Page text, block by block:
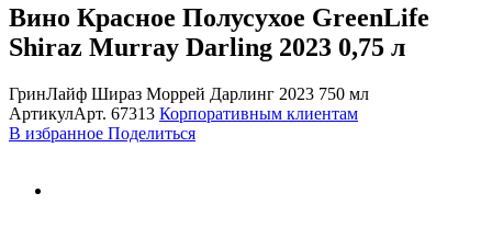
Вино Красное Полусухое GreenLife
Shiraz Murray Darling 2023 0,75 л
ГринЛайф Шираз Моррей Дарлинг 2023 750 мл
АртикулАрт. 67313 Корпоративным клиентам
В избранное Поделиться